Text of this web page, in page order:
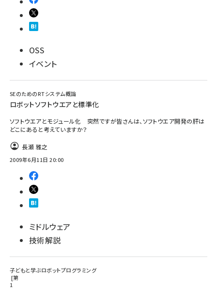
OSS
イベント
SEのためのRTシステム概論
ロボットソフトウエアと標準化
ソフトウエアとモジュール化 突然ですが皆さんは、ソフトウエア開発の肝は
どこにあると考えていますか？
長瀬 雅之
2009年6月11日 20:00
ミドルウェア
技術解説
子どもと学ぶロボットプログラミング
第
1